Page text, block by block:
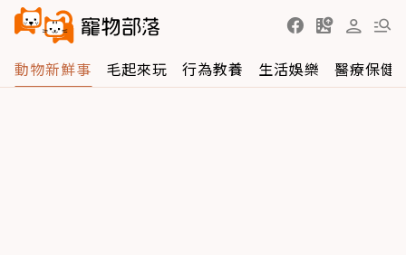
動物新鮮事 毛起來玩 行為教養 生活娛樂 醫療保健